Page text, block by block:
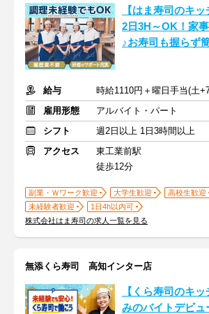
【はま寿司のキ
2日3H～OK！家
♪お寿司も握らず
給与
時給1110円＋曜日手当(土
雇用形態
アルバイト・パート
シフト
週2日以上 1日3時間以上
アクセス
東工業前駅
徒歩12分
副業・Ｗワーク歓迎 大学生歓迎
高校生歓迎
未経験者歓迎
1日4h以内可
株式会社はま寿司の求人一覧を見る
無添くら寿司 高知インター店
【くら寿司のキ
みのバイトデビュ